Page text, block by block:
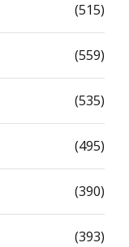
(515)
(559)
(535)
(495)
(390)
(393)